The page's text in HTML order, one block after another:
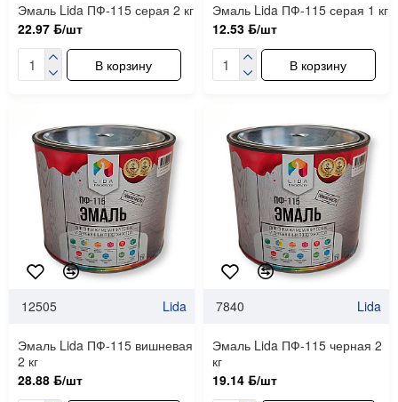
Эмаль Lida ПФ-115 серая 2 кг
22.97 ƃ/шт
В корзину
Эмаль Lida ПФ-115 серая 1 кг
12.53 ƃ/шт
В корзину
12505 Lida
Эмаль Lida ПФ-115 вишневая
2 кг
28.88 ƃ/шт
7840 Lida
Эмаль Lida ПФ-115 черная 2
кг
19.14 ƃ/шт